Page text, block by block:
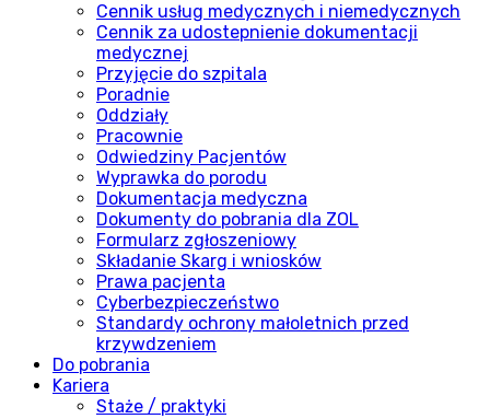
Cennik usług medycznych i niemedycznych
Cennik za udostepnienie dokumentacji
medycznej
Przyjęcie do szpitala
Poradnie
Oddziały
Pracownie
Odwiedziny Pacjentów
Wyprawka do porodu
Dokumentacja medyczna
Dokumenty do pobrania dla ZOL
Formularz zgłoszeniowy
Składanie Skarg i wniosków
Prawa pacjenta
Cyberbezpieczeństwo
Standardy ochrony małoletnich przed
krzywdzeniem
Do pobrania
Kariera
Staże / praktyki